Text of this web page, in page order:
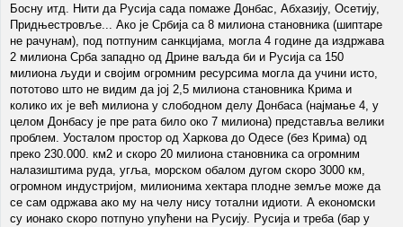
Босну итд. Нити да Русија сада помаже Донбас, Абхазију, Осетију,
Придњестровље... Ако је Србија са 8 милиона становника (шиптаре
не рачунам), под потпуним санкцијама, могла 4 године да издржава
2 милиона Срба западно од Дрине ваљда би и Русија са 150
милиона људи и својим огромним ресурсима могла да учини исто,
пототово што не видим да јој 2,5 милиона становника Крима и
колико их је већ милиона у слободном делу Донбаса (најмање 4, у
целом Донбасу је пре рата било око 7 милиона) представља велики
проблем. Уосталом простор од Харкова до Одесе (без Крима) од
преко 230.000. км2 и скоро 20 милиона становника са огромним
налазиштима руда, угља, морском обалом дугом скоро 3000 км,
огромном индустријом, милионима хектара плодне земље може да
се сам одржава ако му на челу нису тотални идиоти. А економски
су ионако скоро потпуно упућени на Русију. Русија и треба (бар у